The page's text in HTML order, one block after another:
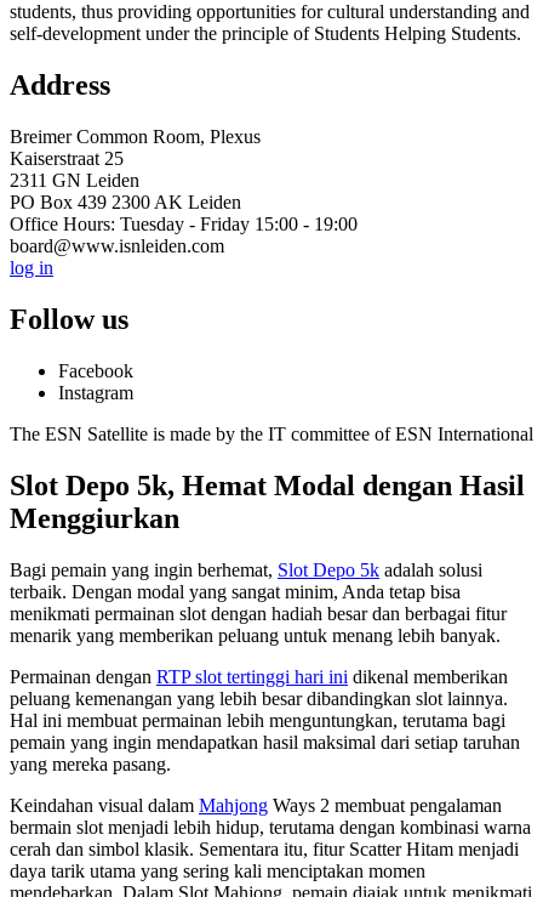
students, thus providing opportunities for cultural understanding and
self-development under the principle of Students Helping Students.
Address
Breimer Common Room, Plexus
Kaiserstraat 25
2311 GN Leiden
PO Box 439 2300 AK Leiden
Office Hours: Tuesday - Friday 15:00 - 19:00
board@www.isnleiden.com
log in
Follow us
Facebook
Instagram
The ESN Satellite is made by the IT committee of ESN International
Slot Depo 5k, Hemat Modal dengan Hasil
Menggiurkan
Bagi pemain yang ingin berhemat, Slot Depo 5k adalah solusi
terbaik. Dengan modal yang sangat minim, Anda tetap bisa
menikmati permainan slot dengan hadiah besar dan berbagai fitur
menarik yang memberikan peluang untuk menang lebih banyak.
Permainan dengan RTP slot tertinggi hari ini dikenal memberikan
peluang kemenangan yang lebih besar dibandingkan slot lainnya.
Hal ini membuat permainan lebih menguntungkan, terutama bagi
pemain yang ingin mendapatkan hasil maksimal dari setiap taruhan
yang mereka pasang.
Keindahan visual dalam Mahjong Ways 2 membuat pengalaman
bermain slot menjadi lebih hidup, terutama dengan kombinasi warna
cerah dan simbol klasik. Sementara itu, fitur Scatter Hitam menjadi
daya tarik utama yang sering kali menciptakan momen
mendebarkan. Dalam Slot Mahjong, pemain diajak untuk menikmati